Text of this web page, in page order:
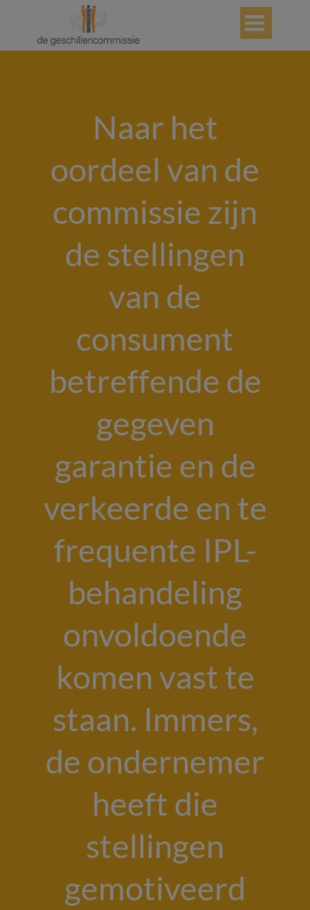

Naar het
oordeel van de
commissie zijn
de stellingen
van de
consument
betreffende de
gegeven
garantie en de
verkeerde en te
frequente IPL-
behandeling
onvoldoende
komen vast te
staan. Immers,
de ondernemer
heeft die
stellingen
gemotiveerd